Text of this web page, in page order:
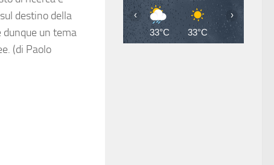
destino della
dunque un tema
(di Paolo
33°C 33°C 31°C
‹ ›